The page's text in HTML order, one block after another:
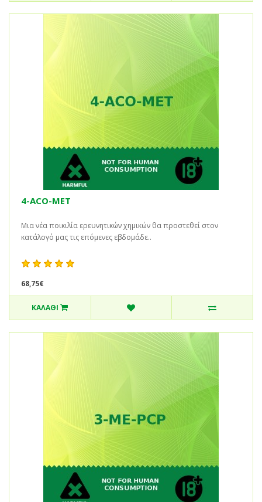
4-ACO-MET
Μια νέα ποικιλία ερευνητικών χημικών θα προστεθεί στον
κατάλογό μας τις επόμενες εβδομάδε..
68,75€
ΚΑΛΆΘΙ